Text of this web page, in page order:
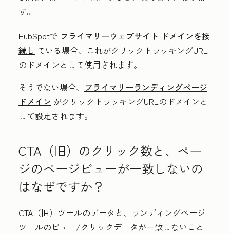
す。
HubSpotで プライマリーウェブサイト ドメインを接
続し ている場合、これがクリックトラッキングURL
のドメインとして使用されます。
そうでない場合、 プライマリーランディングページ
ドメイン がクリックトラッキングURLのドメインと
して設定されます。
CTA（旧）のクリック数と、ペー
ジのページビューが一致しないの
はなぜですか？
CTA（旧）ツールのデータと、ランディングページ
ツールのビュー/クリックデータが一致しないこと